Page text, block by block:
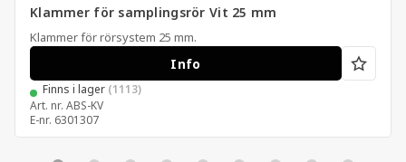
Klammer för samplingsrör Vit 25 mm
Klammer för rörsystem 25 mm.
Info
Finns i lager (1113)
Art. nr. ABS-KV
E-nr. 6301307